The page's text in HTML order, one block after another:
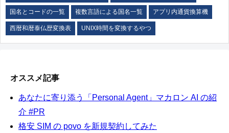
国名とコードの一覧 複数言語による国名一覧 アプリ内通貨換算機
西暦和暦泰仏歴変換表 UNIX時間を変換するやつ
オススメ記事
あなたに寄り添う「Personal Agent」マカロン AI の紹
介 #PR
格安 SIM の povo を新規契約してみた